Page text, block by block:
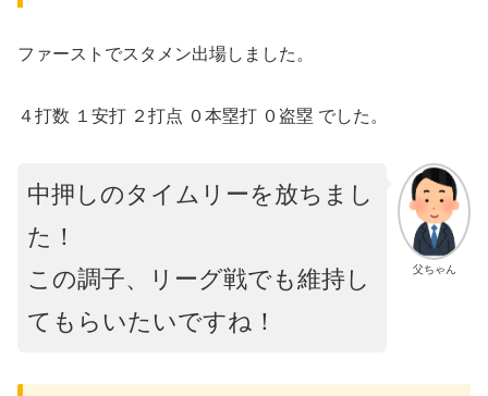
ファーストでスタメン出場しました。
４打数 １安打 ２打点 ０本塁打 ０盗塁 でした。
父ちゃん
中押しのタイムリーを放ちまし
た！
この調子、リーグ戦でも維持し
てもらいたいですね！